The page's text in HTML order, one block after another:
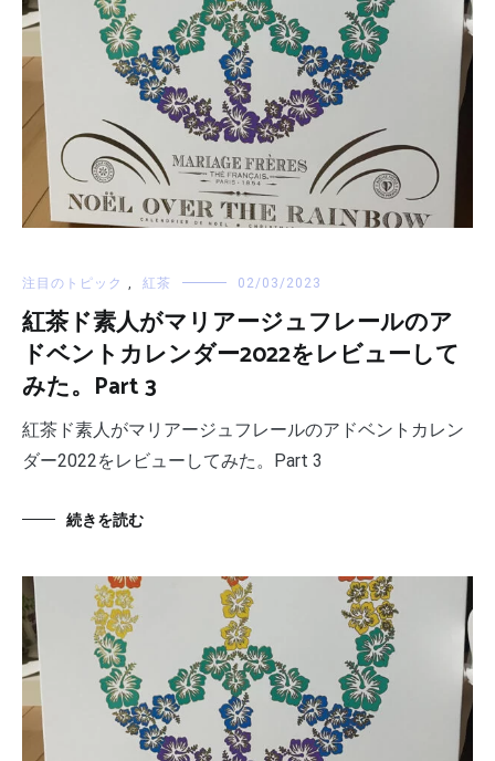
注目のトピック , 紅茶 02/03/2023
紅茶ド素人がマリアージュフレールのア
ドベントカレンダー2022をレビューして
みた。Part 3
紅茶ド素人がマリアージュフレールのアドベントカレン
ダー2022をレビューしてみた。Part 3
続きを読む